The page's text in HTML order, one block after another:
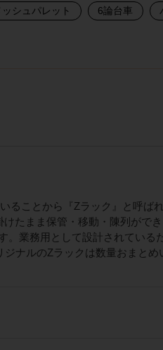
ッシュパレット 6論台車
ることから『Zラック』と呼ば
たまま保管・移動・陳列がで
。業務用として設計されている
ナルのZラックは数量おまとめ